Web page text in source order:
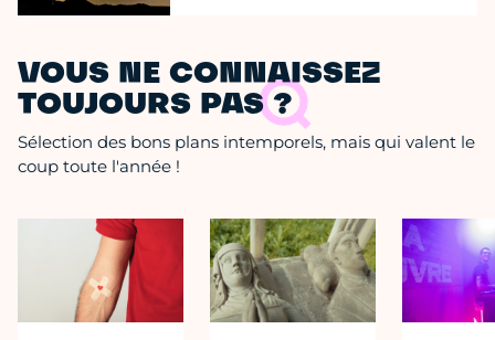
VOUS NE CONNAISSEZ
TOUJOURS PAS ?
Sélection des bons plans intemporels, mais qui valent le
coup toute l'année !